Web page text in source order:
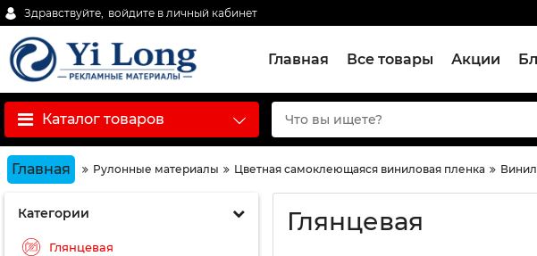
Здравствуйте, войдите в личный кабинет
Главная Все товары Акции
Каталог товаров
Главная Рулонные материалы Цветная самоклеющаяся виниловая пленка
Категории
Глянцевая
Глянцевая